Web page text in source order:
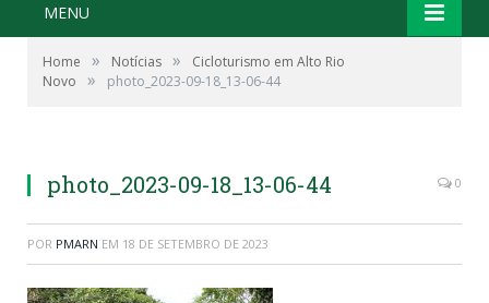
MENU
Home » Notícias »
Cicloturismo em Alto Rio
Novo
» photo_2023-09-18_13-06-44
photo_2023-09-18_13-06-44 0
POR PMARN EM 18 DE SETEMBRO DE 2023